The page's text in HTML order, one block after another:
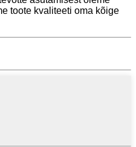
toote kvaliteeti oma kõige